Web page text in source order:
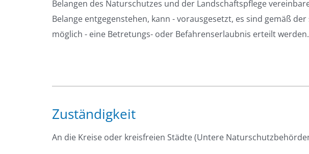
Belangen des Naturschutzes und der Landschaftspflege
Belange entgegenstehen, kann - vorausgesetzt, es sind gemäß
möglich - eine Betretungs- oder Befahrenserlaubnis erteilt werden.
Zuständigkeit
An die Kreise oder kreisfreien Städte (Untere